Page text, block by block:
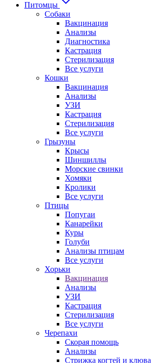
Питомцы
Собаки
Вакцинация
Анализы
Диагностика
Кастрация
Стерилизация
Все услуги
Кошки
Вакцинация
Анализы
УЗИ
Кастрация
Стерилизация
Все услуги
Грызуны
Крысы
Шиншиллы
Морские свинки
Хомяки
Кролики
Все услуги
Птицы
Попугаи
Канарейки
Куры
Голуби
Анализы птицам
Все услуги
Хорьки
Вакцинация
Анализы
УЗИ
Кастрация
Стерилизация
Все услуги
Черепахи
Скорая помощь
Анализы
Стрижка когтей и клюва